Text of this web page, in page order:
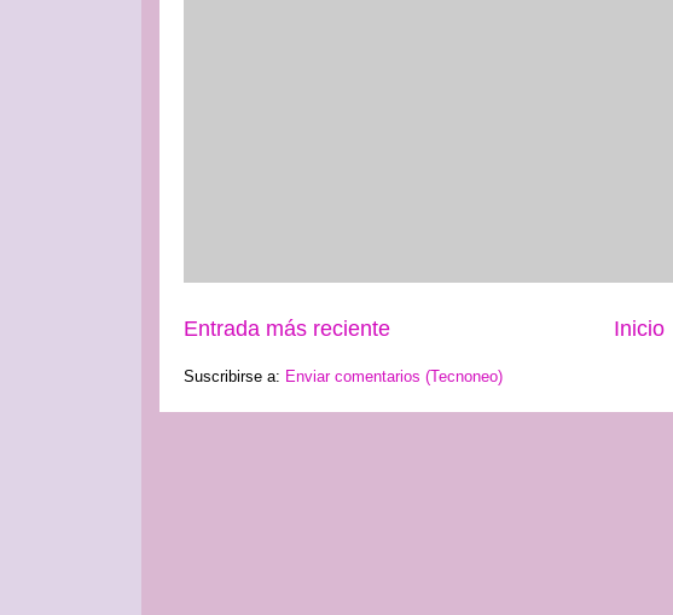
Entrada más reciente Inicio
Suscribirse a: Enviar comentarios (Tecnoneo)